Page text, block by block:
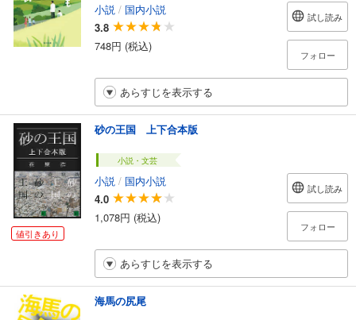
小説 / 国内小説
3.8
748円 (税込)
試し読み
フォロー
あらすじを表示する
値引きあり
砂の王国 上下合本版
小説・文芸
小説 / 国内小説
4.0
1,078円 (税込)
試し読み
フォロー
あらすじを表示する
海馬の尻尾